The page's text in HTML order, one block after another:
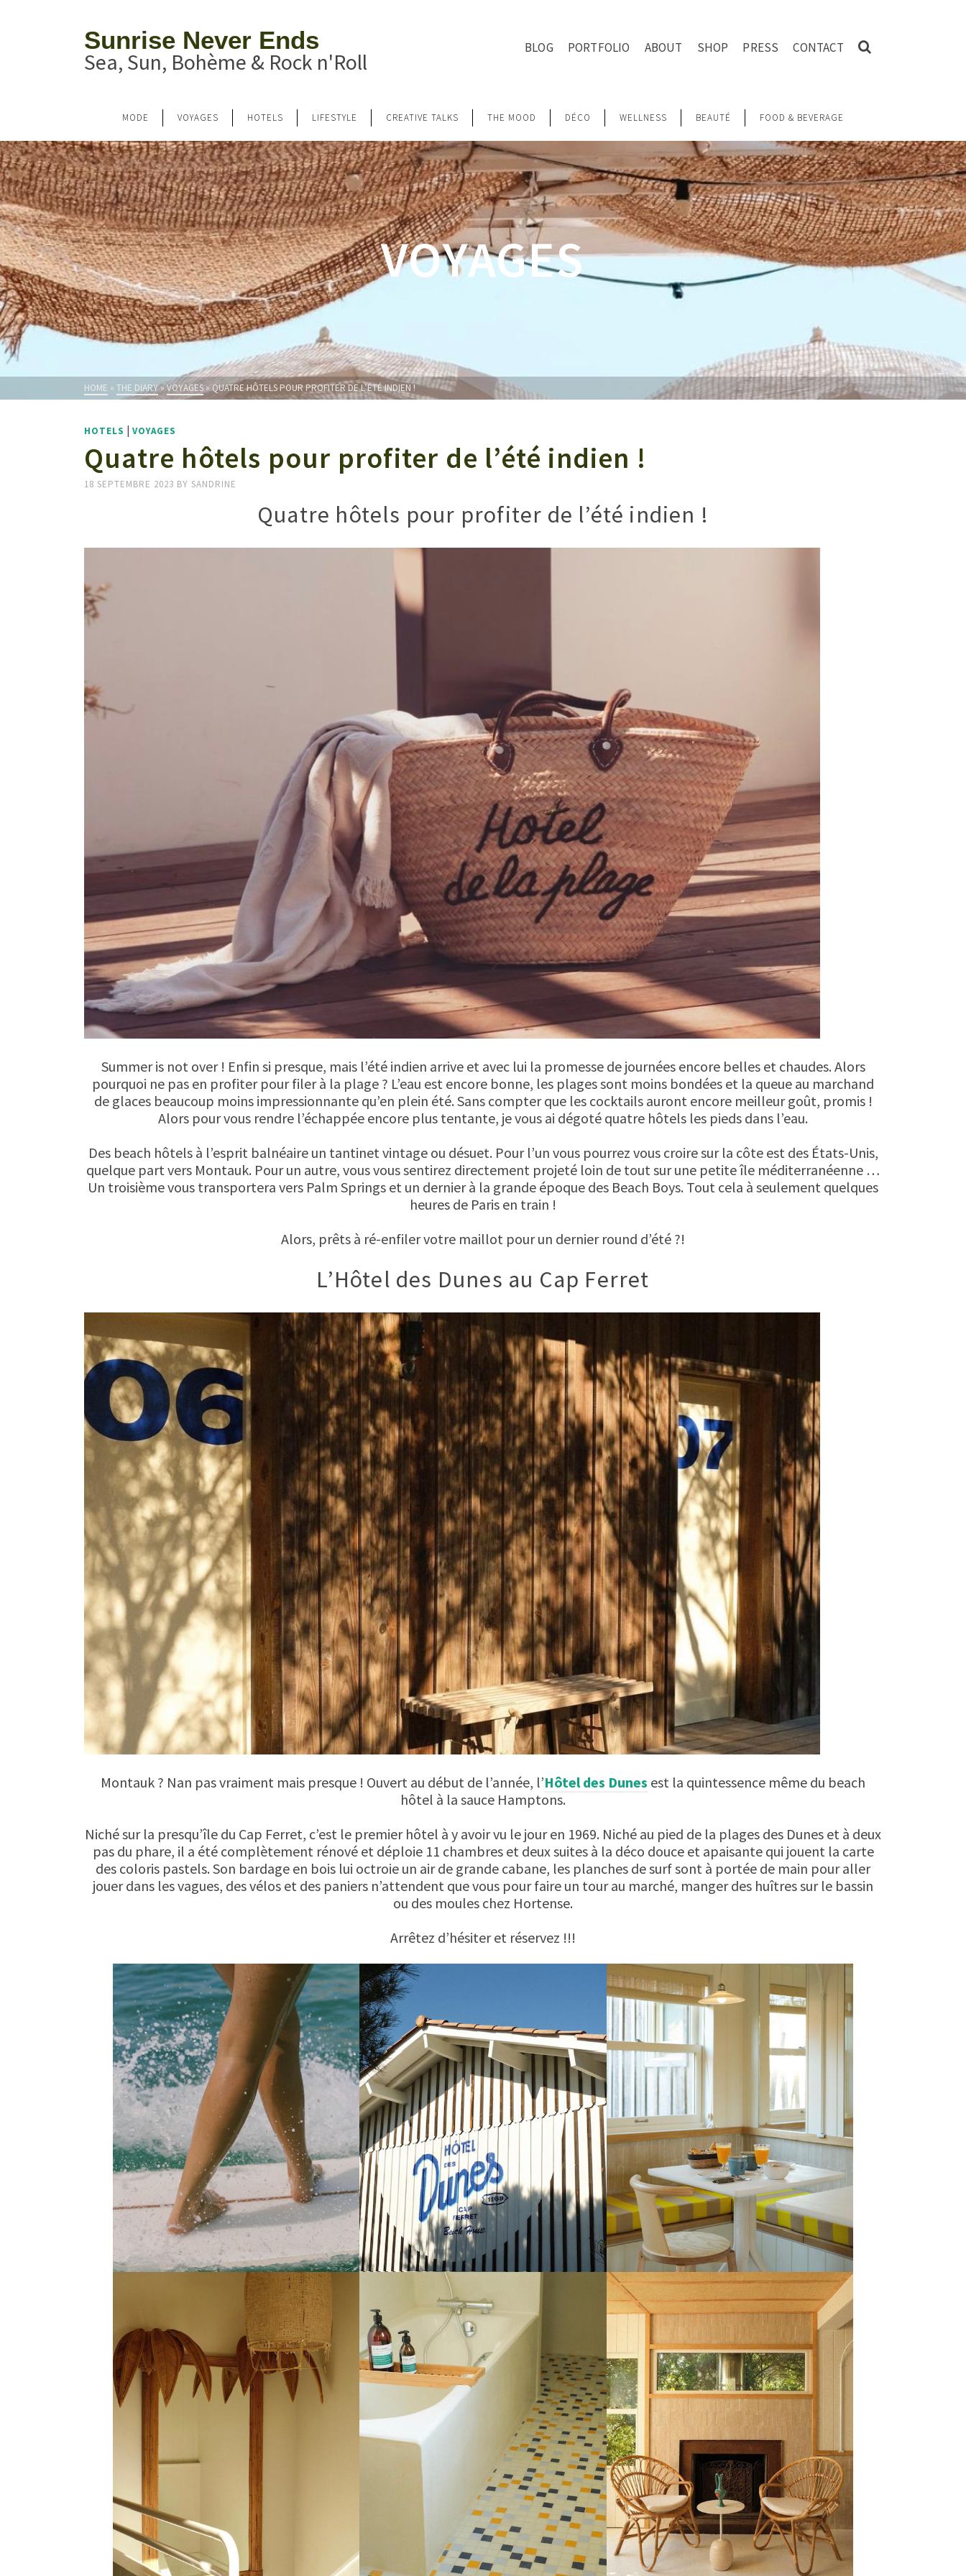
Sunrise Never Ends
Sea, Sun, Bohème & Rock n'Roll
BLOG PORTFOLIO ABOUT SHOP PRESS CONTACT
MODE VOYAGES HOTELS LIFESTYLE CREATIVE TALKS THE MOOD DÉCO WELLNESS BEAUTÉ FOOD & BEVERAGE
VOYAGES
HOME » THE DIARY»VOYAGES » QUATRE HÔTELS POUR PROFITER DE L’ÉTÉ INDIEN !
HOTELS | VOYAGES
Quatre hôtels pour profiter de l’été indien !
18 SEPTEMBRE 2023 BY SANDRINE
Quatre hôtels pour profiter de l’été indien !
Summer is not over ! Enfin si presque, mais l’été indien arrive et avec lui la promesse de journées encore belles et chaudes. Alors
pourquoi ne pas en profiter pour filer à la plage ? L’eau est encore bonne, les plages sont moins bondées et la queue au marchand
de glaces beaucoup moins impressionnante qu’en plein été. Sans compter que les cocktails auront encore meilleur goût, promis !
Alors pour vous rendre l’échappée encore plus tentante, je vous ai dégoté quatre hôtels les pieds dans l’eau.
Des beach hôtels à l’esprit balnéaire un tantinet vintage ou désuet. Pour l’un vous pourrez vous croire sur la côte est des États-Unis,
quelque part vers Montauk. Pour un autre, vous vous sentirez directement projeté loin de tout sur une petite île méditerranéenne …
Un troisième vous transportera vers Palm Springs et un dernier à la grande époque des Beach Boys. Tout cela à seulement quelques
heures de Paris en train !
Alors, prêts à ré-enfiler votre maillot pour un dernier round d’été ?!
L’Hôtel des Dunes au Cap Ferret
Montauk ? Nan pas vraiment mais presque ! Ouvert au début de l’année, l’Hôtel des Dunes est la quintessence même du beach
hôtel à la sauce Hamptons.
Niché sur la presqu’île du Cap Ferret, c’est le premier hôtel à y avoir vu le jour en 1969. Niché au pied de la plages des Dunes et à deux
pas du phare, il a été complètement rénové et déploie 11 chambres et deux suites à la déco douce et apaisante qui jouent la carte
des coloris pastels. Son bardage en bois lui octroie un air de grande cabane, les planches de surf sont à portée de main pour aller
jouer dans les vagues, des vélos et des paniers n’attendent que vous pour faire un tour au marché, manger des huîtres sur le bassin
ou des moules chez Hortense.
Arrêtez d’hésiter et réservez !!!